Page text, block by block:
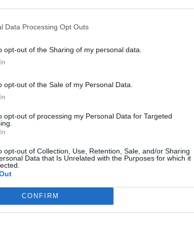
Data Processing Opt Outs
opt-out of the Sharing of my personal data.
opt-out of the Sale of my Personal Data.
opt-out of processing my Personal Data for Targeted
opt-out of Collection, Use, Retention, Sale, and/or Sharing
Data that Is Unrelated with the Purposes for which it
CONFIRM
συνταξιούχοι μετά την ψήφιση του σχεδίου
2019.Οι 465.000 συνταξιούχοι
που φτάνει μέχρι το 48,24%. Θα
επικουρικής πάνω από 1.300 ευρώ το
θα είναι 99,57 ευρώ τον μήνα και σε
ευρώ έως 196 ευρώ.
ΝΕΑ” :
Ασφάλισης του Προσωπικού της
αύξηση 29,49%.
Ασφάλισης Υπαλλήλων Ναυτικών
αύξηση 31,29%.